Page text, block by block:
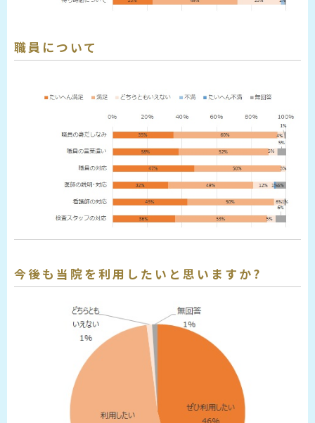
職員について
今後も当院を利用したいと思いますか?